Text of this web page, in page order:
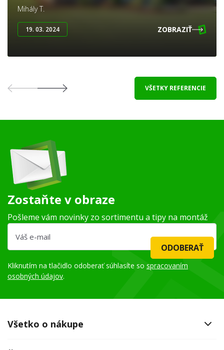
Mihály T.
19. 03. 2024 ZOBRAZIŤ
VŠETKY REFERENCIE
Zostaňte v obraze
Pošleme vám novinky zo sortimentu a tipy na montáž
ODOBERAŤ
Kliknutím na tlačidlo odoberať súhlasíte so spracovaním
osobných údajov.
Všetko o nákupe